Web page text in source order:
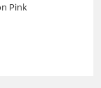
Pink